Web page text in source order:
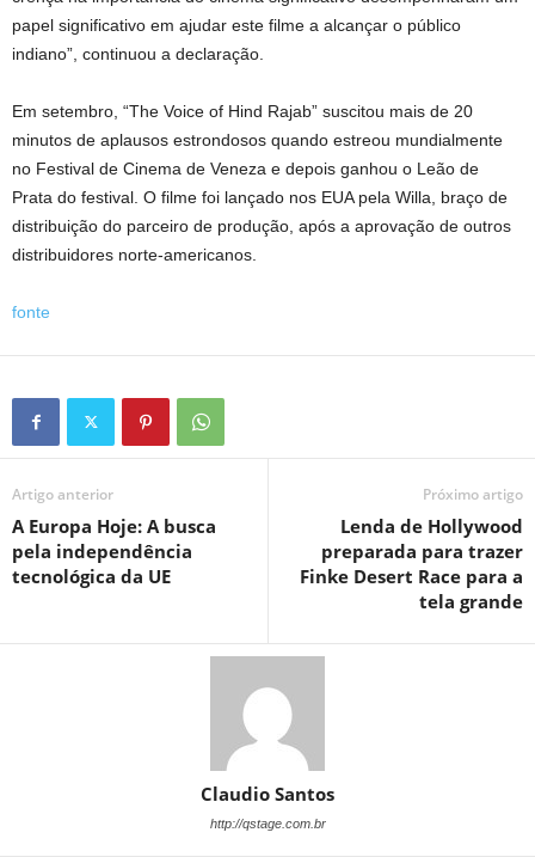
papel significativo em ajudar este filme a alcançar o público
indiano”, continuou a declaração.
Em setembro, “The Voice of Hind Rajab” suscitou mais de 20
minutos de aplausos estrondosos quando estreou mundialmente
no Festival de Cinema de Veneza e depois ganhou o Leão de
Prata do festival. O filme foi lançado nos EUA pela Willa, braço de
distribuição do parceiro de produção, após a aprovação de outros
distribuidores norte-americanos.
fonte
Artigo anterior
A Europa Hoje: A busca
pela independência
tecnológica da UE
Próximo artigo
Lenda de Hollywood
preparada para trazer
Finke Desert Race para a
tela grande
Claudio Santos
http://qstage.com.br